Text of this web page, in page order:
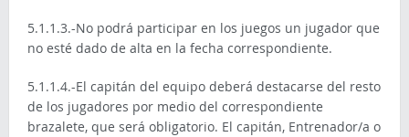
5.1.1.3.-No podrá participar en los juegos un jugador que
no esté dado de alta en la fecha correspondiente.
5.1.1.4.-El capitán del equipo deberá destacarse del resto
de los jugadores por medio del correspondiente
brazalete, que será obligatorio. El capitán, Entrenador/a o